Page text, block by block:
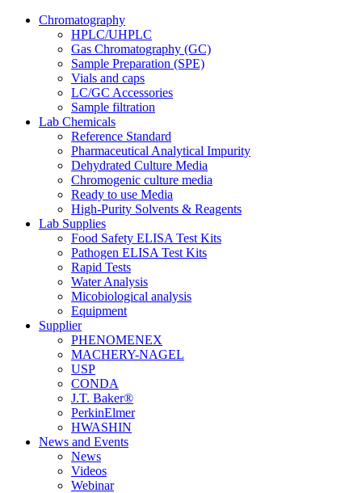
Chromatography
HPLC/UHPLC
Gas Chromatography (GC)
Sample Preparation (SPE)
Vials and caps
LC/GC Accessories
Sample filtration
Lab Chemicals
Reference Standard
Pharmaceutical Analytical Impurity
Dehydrated Culture Media
Chromogenic culture media
Ready to use Media
High-Purity Solvents & Reagents
Lab Supplies
Food Safety ELISA Test Kits
Pathogen ELISA Test Kits
Rapid Tests
Water Analysis
Micobiological analysis
Equipment
Supplier
PHENOMENEX
MACHERY-NAGEL
USP
CONDA
J.T. Baker®
PerkinElmer
HWASHIN
News and Events
News
Videos
Webinar